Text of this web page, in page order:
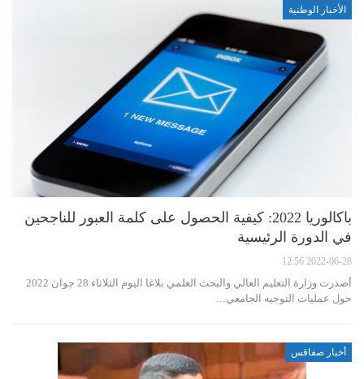
الأخبار الوطنية
باكالوريا 2022: كيفية الحصول على كلمة العبور للناجحين
في الدورة الرئيسية
2022-06-28 12:56
أصدرت وزارة التعليم العالي والبحث العلمي بلاغا اليوم الثلاثاء 28 جوان 2022
حول عمليات التوجيه الجامعي…
أخبار صفاقس